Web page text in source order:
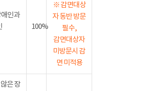
※ 감면대상
자 동반 방문
필수,
감면대상자
미방문시 감
면 미적용
애인과
100%
은 장